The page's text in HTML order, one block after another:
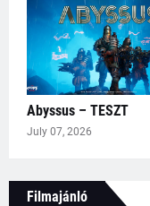
Abyssus – TESZT
July 07, 2026
Filmajánló